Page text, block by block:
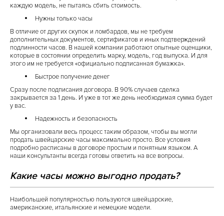
каждую модель, не пытаясь сбить стоимость.
Нужны только часы
В отличие от других скупок и ломбардов, мы не требуем
дополнительных документов, сертификатов и иных подтверждений
подлинности часов. В нашей компании работают опытные оценщики,
которые в состоянии определить марку, модель, год выпуска. И для
этого им не требуется «официально подписанная бумажка».
Быстрое получение денег
Сразу после подписания договора. В 90% случаев сделка
закрывается за 1 день. И уже в тот же день необходимая сумма будет
у вас.
Надежность и безопасность
Мы организовали весь процесс таким образом, чтобы вы могли
продать швейцарские часы максимально просто. Все условия
подробно расписаны в договоре простым и понятным языком. А
наши консультанты всегда готовы ответить на все вопросы.
Какие часы можно выгодно продать?
Наибольшей популярностью пользуются швейцарские,
американские, итальянские и немецкие модели.